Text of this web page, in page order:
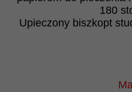
180
Upieczony biszkopt